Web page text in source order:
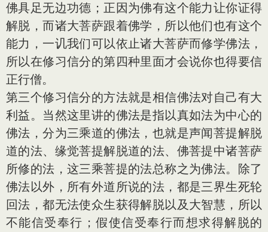
佛具足无边功德；正因为佛有这个能力让你证得
解脱，而诸大菩萨跟着佛学，所以他们也有这个
能力，一讥我们可以依止诸大菩萨而修学佛法，
所以在修习信分的第四种里面才会说你也得要信
正行僧。
第三个修习信分的方法就是相信佛法对自己有大
利益。当然这里讲的佛法是指以真如法为中心的
佛法，分为三乘道的佛法，也就是声闻菩提解脱
道的法、缘觉菩提解脱道的法、佛菩提中诸菩萨
所修的法，这三乘菩提的法总称之为佛法。除了
佛法以外，所有外道所说的法，都是三界生死轮
回法，都无法使众生获得解脱以及大智慧，所以
不能信受奉行；假使信受奉行而想求得解脱的